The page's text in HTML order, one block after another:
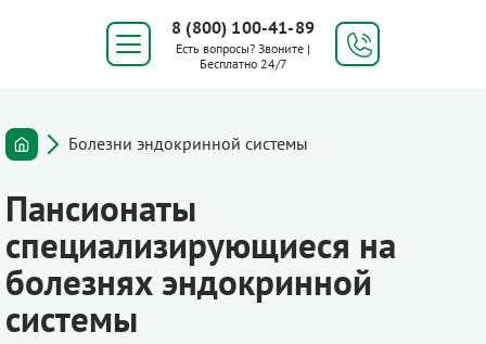
8 (800) 100-41-89
Есть вопросы? Звоните |
Бесплатно 24/7
Болезни эндокринной системы
Пансионаты
специализирующиеся на
болезнях эндокринной
системы